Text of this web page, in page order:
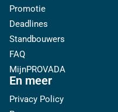
Promotie
Deadlines
Standbouwers
FAQ
MijnPROVADA
En meer
Privacy Policy